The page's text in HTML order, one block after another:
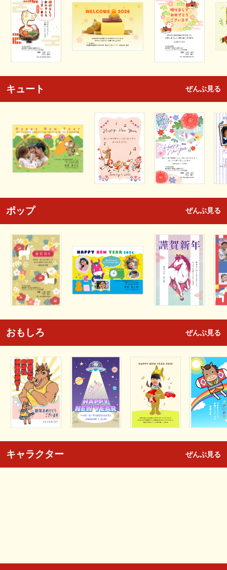
キュート ぜんぶ見る
ポップ ぜんぶ見る
おもしろ ぜんぶ見る
キャラクター ぜんぶ見る